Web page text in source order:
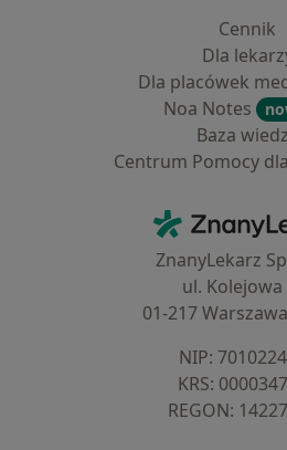
Cennik
Dla
Dla placówek
Noa Notes
Baza
Centrum Pomocy
ZnanyLekarz
ul. Kolejowa
01-217
NIP:
KRS:
REGON: